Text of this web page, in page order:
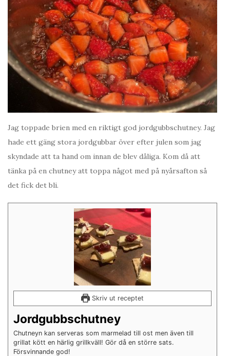
Jag toppade brien med en riktigt god jordgubbschutney. Jag
hade ett gäng stora jordgubbar över efter julen som jag
skyndade att ta hand om innan de blev dåliga. Kom då att
tänka på en chutney att toppa något med på nyårsafton så
det fick det bli.
Skriv ut receptet
Jordgubbschutney
Chutneyn kan serveras som marmelad till ost men även till
grillat kött en härlig grillkväll! Gör då en större sats.
Försvinnande god!